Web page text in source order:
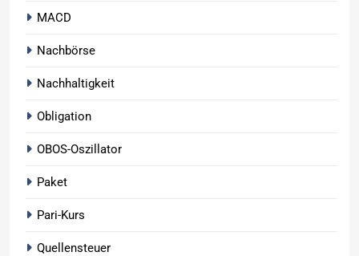
MACD
Nachbörse
Nachhaltigkeit
Obligation
OBOS-Oszillator
Paket
Pari-Kurs
Quellensteuer